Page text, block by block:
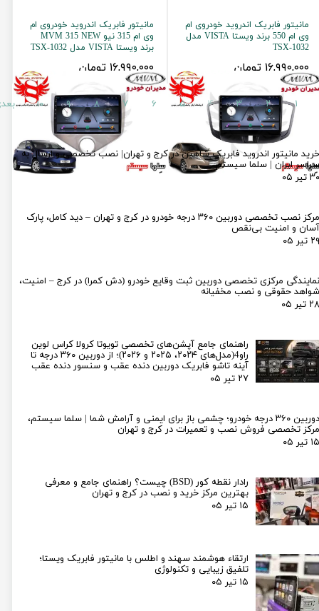
مانیتور فابریک اندروید خودروی ام
وی ام 550 برند ویستا VISTA مدل
TSX-1032
۱۶,۹۹۰,۰۰۰ تومان
مانیتور فابریک اندروید خودروی ام
وی ام 315 نیو MVM 315 NEW
برند ویستا VISTA مدل TSX-1032
۱۶,۹۹۰,۰۰۰ تومان
۱ ۲ ۳ ۴ ۵ ۶ ۷ ۸ ۹ ۱۰
خرید مانیتور اندروید فابریک شاهین در کرج و تهران| نصب تخصصی و ارسال به
سراسر ایران | سلما سیستم
۳۰ تیر ۰۵
مرکز نصب تخصصی دوربین ۳۶۰ درجه خودرو در کرج و تهران – دید کامل، پارک
آسان و امنیت بی‌نقص
۲۹ تیر ۰۵
نمایندگی مرکزی تخصصی دوربین ثبت وقایع خودرو (دش کمرا) در کرج – امنیت،
شواهد حقوقی و نصب مخفیانه
۲۸ تیر ۰۵
راهنمای جامع آپشن‌های تخصصی تویوتا کرولا کراس لوین
راو4(مدل‌های ۲۰۲۴، ۲۰۲۵ و ۲۰۲۶)؛ از دوربین ۳۶۰ درجه تا
آینه تاشو فابریک دوربین دنده عقب و سنسور دنده عقب
۲۷ تیر ۰۵
دوربین ۳۶۰ درجه خودرو؛ چشمی باز برای ایمنی و آرامش شما | سلما سیستم،
مرکز تخصصی فروش نصب و تعمیرات در کرج و تهران
۱۵ تیر ۰۵
رادار نقطه کور (BSD) چیست؟ راهنمای جامع و معرفی
بهترین مرکز خرید و نصب در کرج و تهران
۱۵ تیر ۰۵
ارتقاء هوشمند سهند و اطلس با مانیتور فابریک ویستا؛
تلفیق زیبایی و تکنولوژی
۱۵ تیر ۰۵